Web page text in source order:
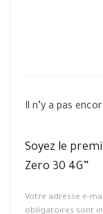
Il n’y a pas
Soyez le
Zero 30 4G”
Votre adresse e-
obligatoires sont